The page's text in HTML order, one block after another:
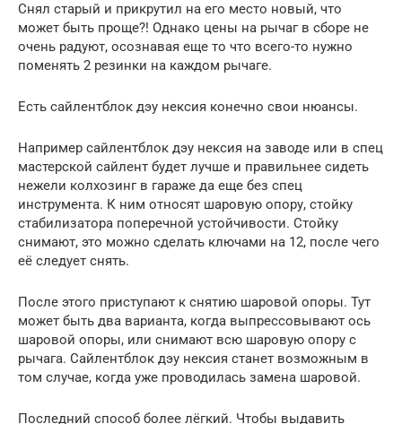
Снял старый и прикрутил на его место новый, что
может быть проще?! Однако цены на рычаг в сборе не
очень радуют, осознавая еще то что всего-то нужно
поменять 2 резинки на каждом рычаге.
Есть сайлентблок дэу нексия конечно свои нюансы.
Например сайлентблок дэу нексия на заводе или в спец
мастерской сайлент будет лучше и правильнее сидеть
нежели колхозинг в гараже да еще без спец
инструмента. К ним относят шаровую опору, стойку
стабилизатора поперечной устойчивости. Стойку
снимают, это можно сделать ключами на 12, после чего
её следует снять.
После этого приступают к снятию шаровой опоры. Тут
может быть два варианта, когда выпрессовывают ось
шаровой опоры, или снимают всю шаровую опору с
рычага. Сайлентблок дэу нексия станет возможным в
том случае, когда уже проводилась замена шаровой.
Последний способ более лёгкий. Чтобы выдавить